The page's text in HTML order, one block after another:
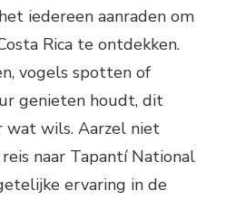
iedereen aanraden om
Rica te ontdekken.
vogels spotten of
genieten houdt, dit
wat wils. Aarzel niet
naar Tapantí National
ervaring in de